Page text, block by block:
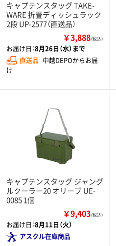
キャプテンスタッグ TAKE-
WARE 折畳ディッシュラック
2段 UP-2577（直送品）
￥3,888（税込）
お届け日：8月26日（水）まで
直送品 中越DEPOからお届
け
キャプテンスタッグ ジャング
ルクーラー20 オリーブ UE-
0085 1個
￥9,403（税込）
お届け日：8月11日（火）
アスクル在庫商品